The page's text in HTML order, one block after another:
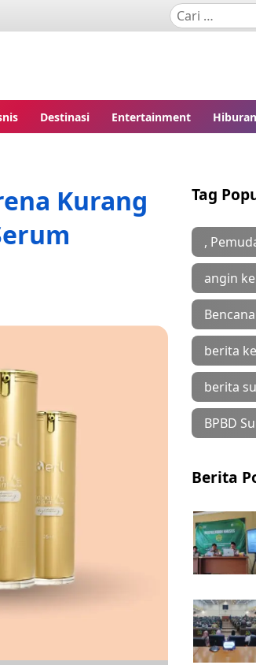
Destinasi Entertainment Hiburan
Kurang
Tag
,
angin
Bencana
berita
berita
BPBD
Berita